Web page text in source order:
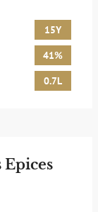
15Y
41%
0.7L